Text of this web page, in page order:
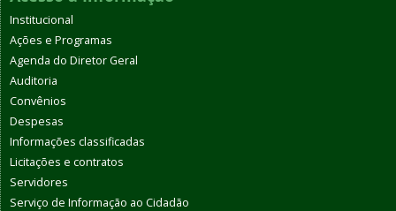
Institucional
Ações e Programas
Agenda do Diretor Geral
Auditoria
Convênios
Despesas
Informações classificadas
Licitações e contratos
Servidores
Serviço de Informação ao Cidadão